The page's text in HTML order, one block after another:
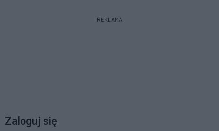
REKLAMA
Zaloguj się